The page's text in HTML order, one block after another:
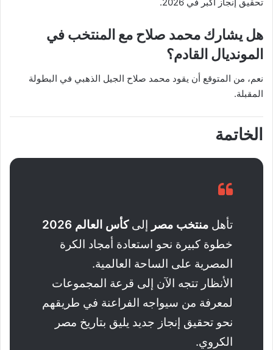
هل يشارك محمد صلاح مع المنتخب في
المونديال القادم؟
نعم، من المتوقع أن يقود محمد صلاح الجيل الذهبي في البطولة
المقبلة.
الخاتمة
تأهل منتخب مصر إلىكأس العالم 2026
خطوة كبيرة نحو استعادة أمجاد الكرة
المصرية على الساحة العالمية.
الأنظار تتجه الآن إلى قرعة المجموعات
لمعرفة من سيواجه الفراعنة في طريقهم
نحو تحقيق إنجاز جديد يليق بتاريخ مصر
الكروي.